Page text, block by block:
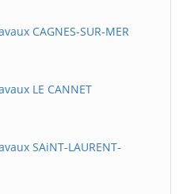
CAGNES-SUR-MER
LE CANNET
SAiNT-LAURENT-